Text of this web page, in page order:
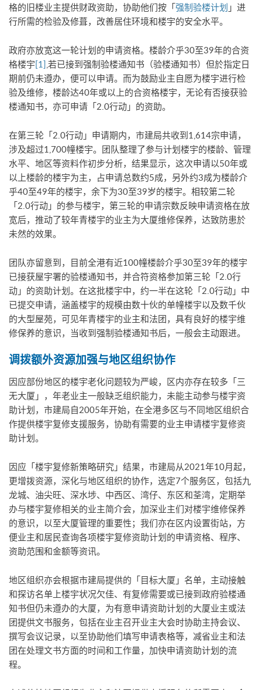
格的旧楼业主提供财政资助，协助他们按「强制验楼计划 」进
行所需的检验及修葺，改善居住环境和楼宇的安全水平。
政府亦放宽这一轮计划的申请资格。楼龄介乎30至39年的合资
格楼宇[1],若已接到强制验楼通知书（验楼通知书）但於指定日
期前仍未遵办，便可以申请。而为鼓励业主自愿为楼宇进行检
验及维修，楼龄达40年或以上的合资格楼宇，无论有否接获验
楼通知书，亦可申请「2.0行动」的资助。
在第三轮「2.0行动」申请期内，市建局共收到1,614宗申请，
涉及超过1,700幢楼宇。团队整理了参与计划楼宇的楼龄、管理
水平、地区等资料作初步分析，结果显示，这次申请以50年或
以上楼龄的楼宇为主，占申请总数约5成，另外约3成为楼龄介
乎40至49年的楼宇，余下为30至39岁的楼宇。相较第二轮
「2.0行动」的参与楼宇，第三轮的申请宗数反映申请资格在放
宽后，推动了较年青楼宇的业主为大厦维修保养，达致防患於
未然的效果。
团队亦留意到，目前全港有近100幢楼龄介乎30至39年的楼宇
已接获屋宇署的验楼通知书，并合符资格参加第三轮「2.0行
动」的资助计划。在这批楼宇中，约一半在这轮「2.0行动」中
已提交申请，涵盖楼宇的规模由数十伙的单幢楼宇以及数千伙
的大型屋苑，可见年青楼宇的业主和法团，具有良好的楼宇维
修保养的意识，当收到强制验楼通知书后，一般会主动跟进。
调拨额外资源加强与地区组织协作
因应部份地区的楼宇老化问题较为严峻，区内亦存在较多「三
无大厦」，年老业主一般缺乏组织能力，未能主动参与楼宇资
助计划，市建局自2005年开始，在全港多区与不同地区组织合
作提供楼宇复修支援服务，协助有需要的业主申请楼宇复修资
助计划。
因应「楼宇复修新策略研究」结果，市建局从2021年10月起，
更增拨资源，深化与地区组织的协作，选定7个服务区，包括九
龙城、油尖旺、深水埗、中西区、湾仔、东区和荃湾，定期举
办与楼宇复修相关的业主简介会，加深业主们对楼宇维修保养
的意识，以至大厦管理的重要性；我们亦在区内设置街站，方
便业主和居民查询各项楼宇复修资助计划的申请资格、程序、
资助范围和金额等资讯。
地区组织亦会根据市建局提供的「目标大厦」名单，主动接触
和探访名单上楼宇状况欠佳、有复修需要或已接到政府验楼通
知书但仍未遵办的大厦，为有意申请资助计划的大厦业主或法
团提供文书服务，包括在业主召开业主大会时协助主持会议、
撰写会议记录，以至协助他们填写申请表格等，减省业主和法
团在处理文书方面的时间和工作量，加快申请资助计划的流
程。